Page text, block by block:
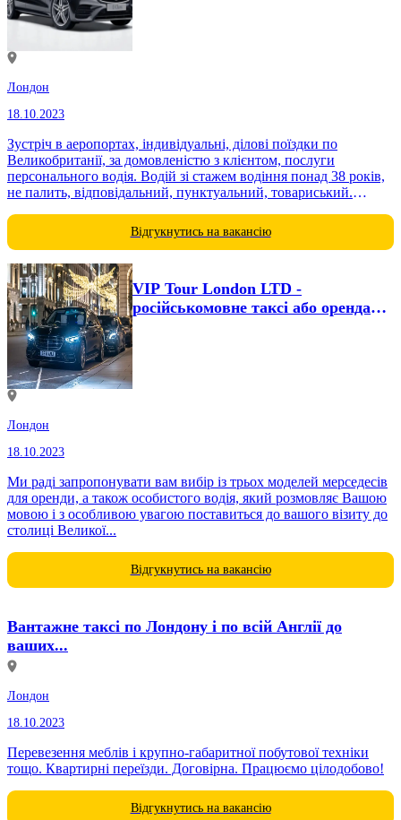
Лондон
18.10.2023
Зустріч в аеропортах, індивідуальні, ділові поїздки по
Великобританії, за домовленістю з клієнтом, послуги
персонального водія. Водій зі стажем водіння понад 38 років,
не палить, відповідальний, пунктуальний, товариський.
Відгукнутись на вакансію
VIP Tour London LTD -
російськомовне таксі або оренда
Лондон
18.10.2023
Ми раді запропонувати вам вибір із трьох моделей мерседесів
для оренди, а також особистого водія, який розмовляє Вашою
мовою і з особливою увагою поставиться до вашого візиту до
столиці Великої...
Відгукнутись на вакансію
Вантажне таксі по Лондону і по всій Англії до
ваших...
Лондон
18.10.2023
Перевезення меблів і крупно-габаритної побутової техніки
тощо. Квартирні переїзди. Договірна. Працюємо цілодобово!
Відгукнутись на вакансію